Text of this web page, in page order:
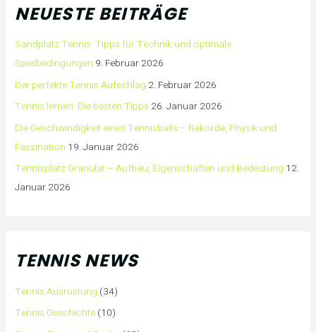
NEUESTE BEITRÄGE
Sandplatz Tennis: Tipps für Technik und optimale
Spielbedingungen 9. Februar 2026
Der perfekte Tennis Aufschlag 2. Februar 2026
Tennis lernen: Die besten Tipps 26. Januar 2026
Die Geschwindigkeit eines Tennisballs – Rekorde, Physik und
Faszination 19. Januar 2026
Tennisplatz Granulat – Aufbau, Eigenschaften und Bedeutung 12.
Januar 2026
TENNIS NEWS
Tennis Ausrüstung (34)
Tennis Geschichte (10)